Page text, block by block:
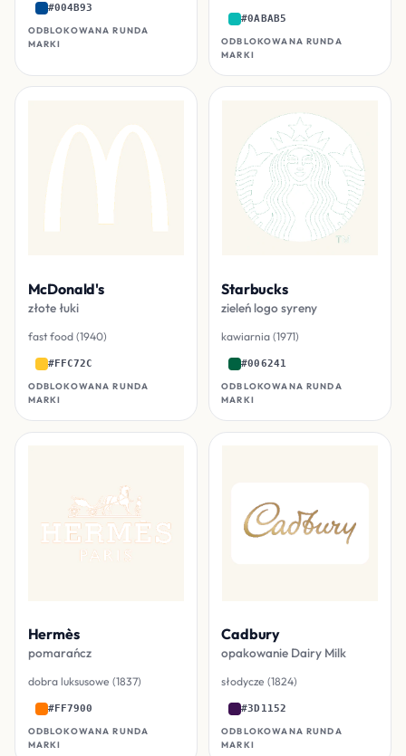
#004B93
ODBLOKOWANA RUNDA
MARKI
#0ABAB5
ODBLOKOWANA RUNDA
MARKI
McDonald's
złote łuki
fast food (1940)
#FFC72C
ODBLOKOWANA RUNDA
MARKI
Starbucks
zieleń logo syreny
kawiarnia (1971)
#006241
ODBLOKOWANA RUNDA
MARKI
Hermès
pomarańcz
dobra luksusowe (1837)
#FF7900
ODBLOKOWANA RUNDA
MARKI
Cadbury
opakowanie Dairy Milk
słodycze (1824)
#3D1152
ODBLOKOWANA RUNDA
MARKI